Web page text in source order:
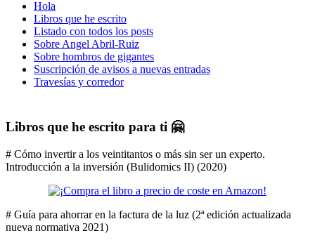
Hola
Libros que he escrito
Listado con todos los posts
Sobre Angel Abril-Ruiz
Sobre hombros de gigantes
Suscripción de avisos a nuevas entradas
Travesías y corredor
Libros que he escrito para ti 🤗
# Cómo invertir a los veintitantos o más sin ser un experto.
Introducción a la inversión (Bulidomics II) (2020)
# Guía para ahorrar en la factura de la luz (2ª edición actualizada
nueva normativa 2021)